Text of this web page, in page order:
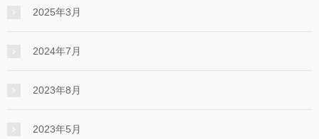
2025年3月
2024年7月
2023年8月
2023年5月